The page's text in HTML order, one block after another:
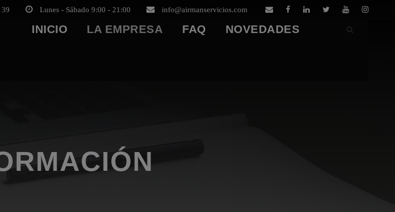
Lunes - Sábado 9:00 - 21:00 info@airmanservicios.com
INICIO LA EMPRESA FAQ NOVEDADES